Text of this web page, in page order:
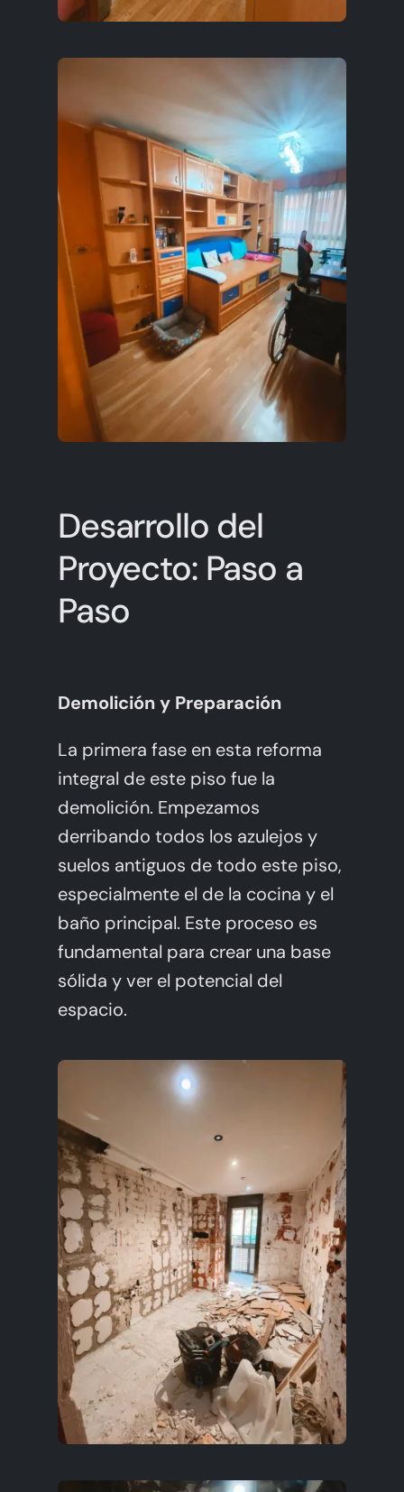
Desarrollo del
Proyecto: Paso a
Paso
Demolición y Preparación
La primera fase en esta reforma
integral de este piso fue la
demolición. Empezamos
derribando todos los azulejos y
suelos antiguos de todo este piso,
especialmente el de la cocina y el
baño principal. Este proceso es
fundamental para crear una base
sólida y ver el potencial del
espacio.